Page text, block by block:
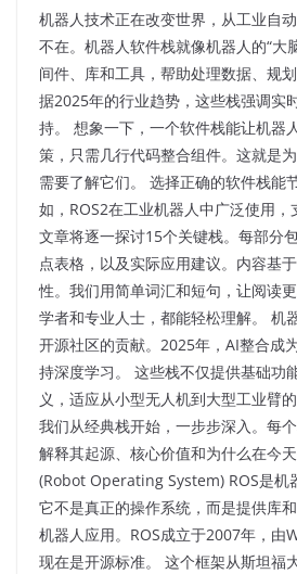
机器人技术正在改变世界，从工业自
不在。机器人软件栈就像机器人的“大
间件、库和工具，帮助处理数据、规
据2025年的行业趋势，这些栈强调实
持。 想象一下，一个软件栈能让机器
策，只需几行代码整合组件。这就是
需要了解它们。​ 选择正确的软件栈能
如，ROS2在工业机器人中广泛使用
文章将逐一探讨15个关键栈。每部分
点表格，以及实际应用建议。内容基
性。我们用简单词汇和短句，让阅读
学者和专业人士，都能轻松理解。​ 机
开源社区的贡献。2025年，AI整合成
持深度学习。 这些栈不仅提供基础功
义，适应从小型无人机到大型工业臂
我们从经典栈开始，一步步深入。每
解释其起源、核心价值和为什么在今
(Robot Operating System) ROS是机
它不是真正的操作系统，而是提供库
机器人应用。ROS成立于2007年，由
现在是开源标准。 这个框架从斯坦福